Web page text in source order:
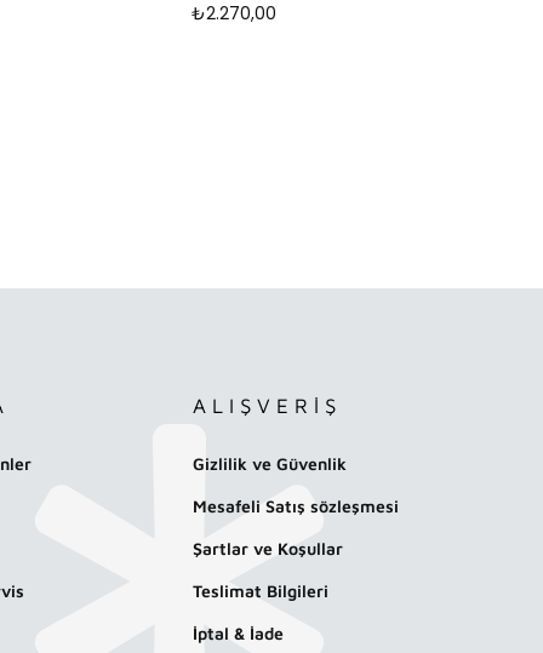
₺2.270,00
ALIŞVERİŞ
Gizlilik ve Güvenlik
Mesafeli Satış sözleşmesi
Şartlar ve Koşullar
Teslimat Bilgileri
İptal & İade